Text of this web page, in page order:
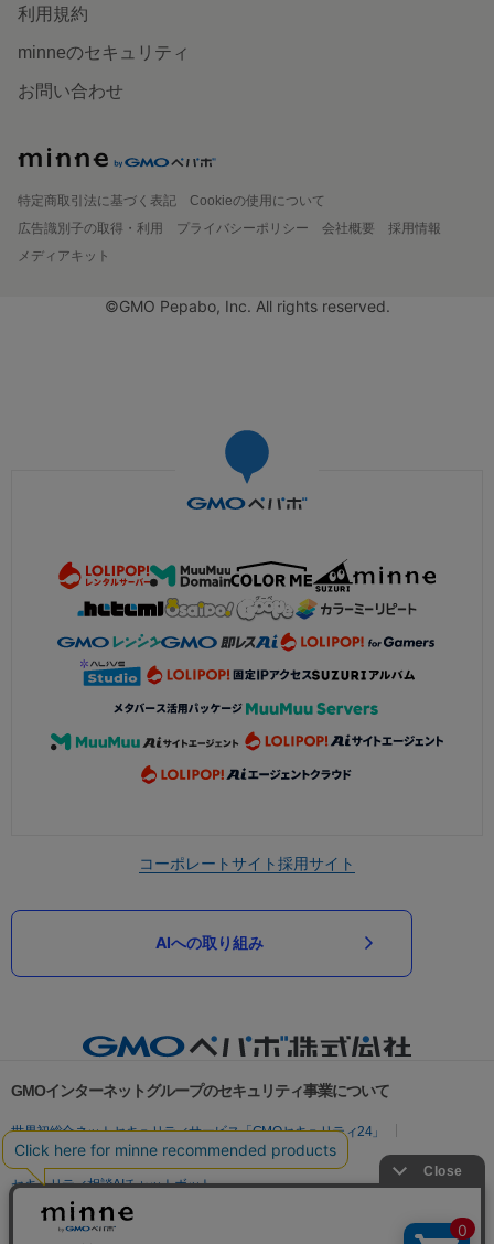
利用規約
minneのセキュリティ
お問い合わせ
特定商取引法に基づく表記
Cookieの使用について
広告識別子の取得・利用
プライバシーポリシー 会社概要
採用情報
メディアキット
©GMO Pepabo, Inc. All rights reserved.
コーポレートサイト採用サイト
AIへの取り組み
GMOインターネットグループのセキュリティ事業について
世界初総合ネットセキュリティサービス「GMOセキュリティ24」
パスワード漏洩診断
Webサイトリスク診断
セキュリティ相談AIチャットボット
実在証明・盗聴対策